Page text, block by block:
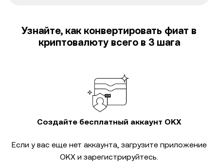
Узнайте, как конвертировать фиат в
криптовалюту всего в 3 шага
Создайте бесплатный аккаунт OKX
Если у вас еще нет аккаунта, загрузите приложение
OKX и зарегистрируйтесь.